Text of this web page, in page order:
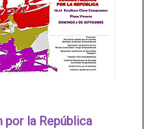
por la República